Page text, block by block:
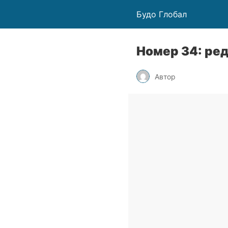
Будо Глобал
Номер 34:
Автор